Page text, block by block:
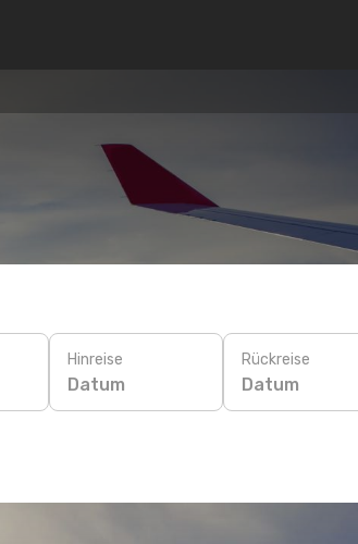
Hinreise
Datum
Rückreise
Datum